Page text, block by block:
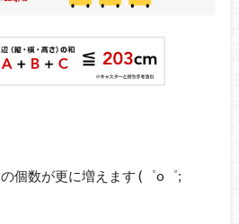
個数が更に増えます (゜o゜;